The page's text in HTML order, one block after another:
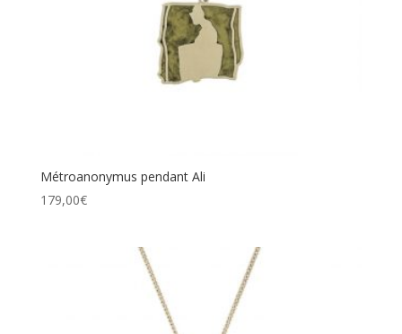
Métroanonymus pendant Ali
179,00€